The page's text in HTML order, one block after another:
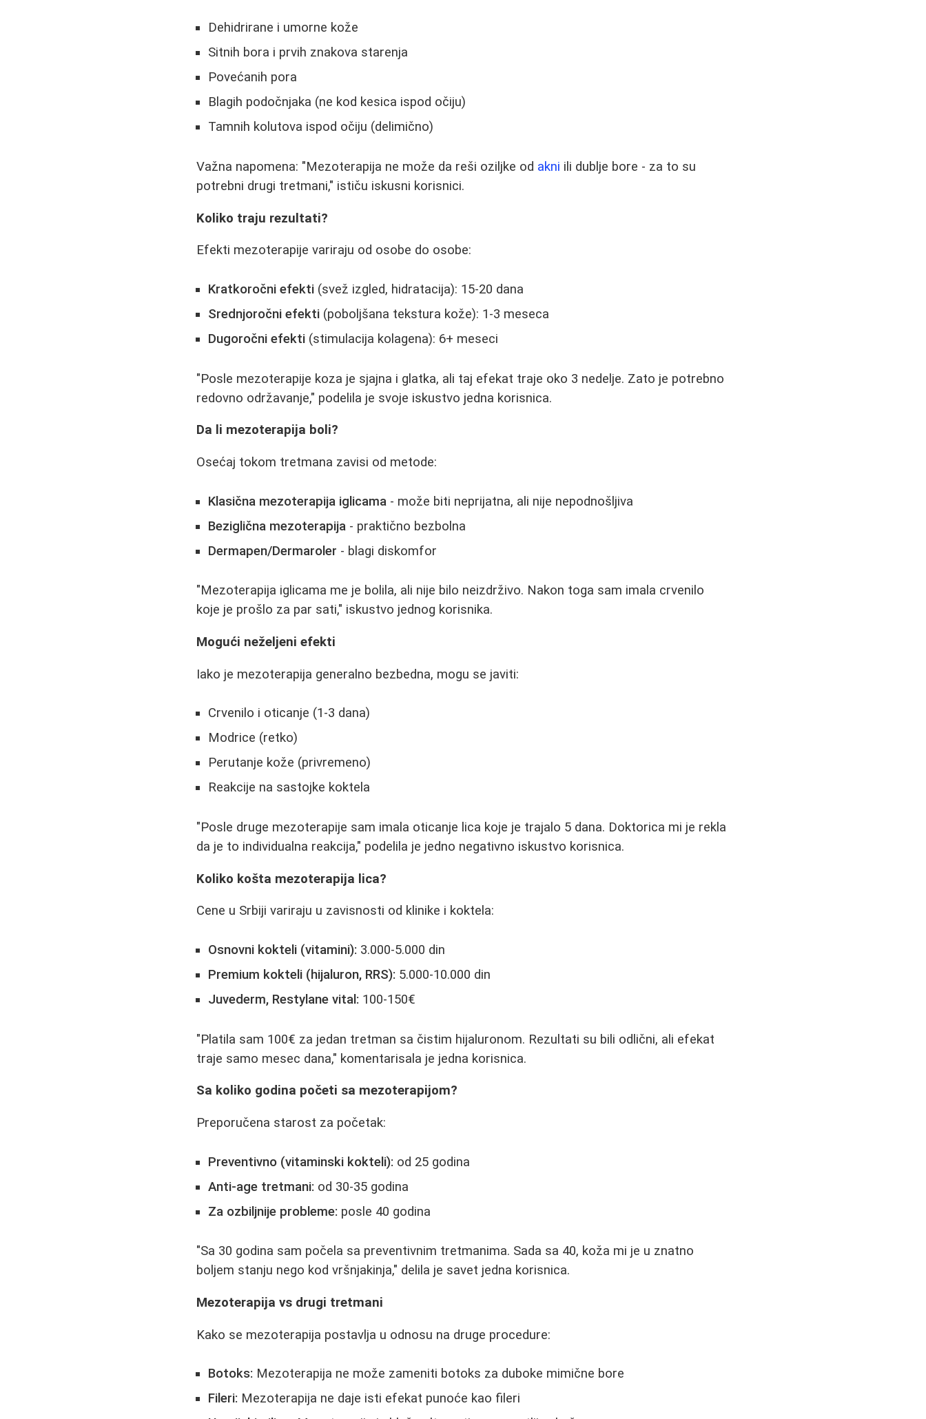
Dehidrirane i umorne kože
Sitnih bora i prvih znakova starenja
Povećanih pora
Blagih podočnjaka (ne kod kesica ispod očiju)
Tamnih kolutova ispod očiju (delimično)
Važna napomena: "Mezoterapija ne može da reši oziljke od akni ili dublje bore - za to su
potrebni drugi tretmani," ističu iskusni korisnici.
Koliko traju rezultati?
Efekti mezoterapije variraju od osobe do osobe:
Kratkoročni efekti (svež izgled, hidratacija): 15-20 dana
Srednjoročni efekti (poboljšana tekstura kože): 1-3 meseca
Dugoročni efekti (stimulacija kolagena): 6+ meseci
"Posle mezoterapije koza je sjajna i glatka, ali taj efekat traje oko 3 nedelje. Zato je potrebno
redovno održavanje," podelila je svoje iskustvo jedna korisnica.
Da li mezoterapija boli?
Osećaj tokom tretmana zavisi od metode:
Klasična mezoterapija iglicama - može biti neprijatna, ali nije nepodnošljiva
Beziglična mezoterapija - praktično bezbolna
Dermapen/Dermaroler - blagi diskomfor
"Mezoterapija iglicama me je bolila, ali nije bilo neizdrživo. Nakon toga sam imala crvenilo
koje je prošlo za par sati," iskustvo jednog korisnika.
Mogući neželjeni efekti
Iako je mezoterapija generalno bezbedna, mogu se javiti:
Crvenilo i oticanje (1-3 dana)
Modrice (retko)
Perutanje kože (privremeno)
Reakcije na sastojke koktela
"Posle druge mezoterapije sam imala oticanje lica koje je trajalo 5 dana. Doktorica mi je rekla
da je to individualna reakcija," podelila je jedno negativno iskustvo korisnica.
Koliko košta mezoterapija lica?
Cene u Srbiji variraju u zavisnosti od klinike i koktela:
Osnovni kokteli (vitamini): 3.000-5.000 din
Premium kokteli (hijaluron, RRS): 5.000-10.000 din
Juvederm, Restylane vital: 100-150€
"Platila sam 100€ za jedan tretman sa čistim hijaluronom. Rezultati su bili odlični, ali efekat
traje samo mesec dana," komentarisala je jedna korisnica.
Sa koliko godina početi sa mezoterapijom?
Preporučena starost za početak:
Preventivno (vitaminski kokteli): od 25 godina
Anti-age tretmani: od 30-35 godina
Za ozbiljnije probleme: posle 40 godina
"Sa 30 godina sam počela sa preventivnim tretmanima. Sada sa 40, koža mi je u znatno
boljem stanju nego kod vršnjakinja," delila je savet jedna korisnica.
Mezoterapija vs drugi tretmani
Kako se mezoterapija postavlja u odnosu na druge procedure:
Botoks: Mezoterapija ne može zameniti botoks za duboke mimične bore
Fileri: Mezoterapija ne daje isti efekat punoće kao fileri